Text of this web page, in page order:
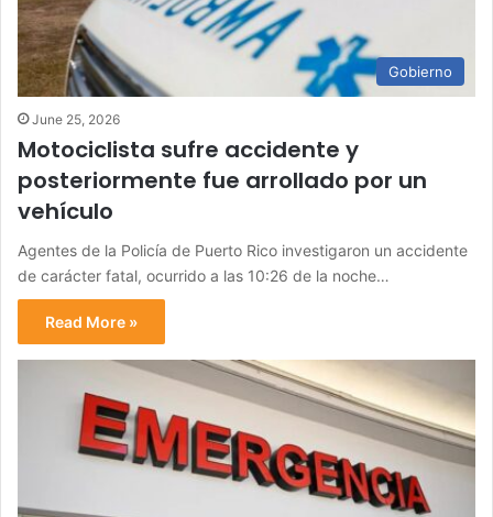
Gobierno
June 25, 2026
Motociclista sufre accidente y
posteriormente fue arrollado por un
vehículo
Agentes de la Policía de Puerto Rico investigaron un accidente
de carácter fatal, ocurrido a las 10:26 de la noche…
Read More »